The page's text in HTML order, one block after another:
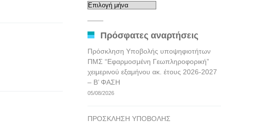
Αρχείο
Πρόσφατες αναρτήσεις
Πρόσκληση Υποβολής υποψηφιοτήτων
ΠΜΣ “Εφαρμοσμένη Γεωπληροφορική”
χειμερινού εξαμήνου ακ. έτους 2026-2027
– Β’ ΦΑΣΗ
05/08/2026
ΠΡΟΣΚΛΗΣΗ ΥΠΟΒΟΛΗΣ